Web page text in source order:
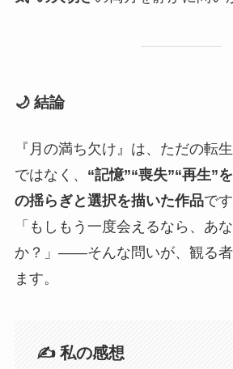
🌙 結論
『月の満ち欠け』は、ただの転
ではなく、 “記憶”“喪失”“再生”
の揺らぎと選択を描いた作品です
「もしもう一度会えるなら、あ
か？」――そんな問いが、観る
ます。
✍️ 私の感想